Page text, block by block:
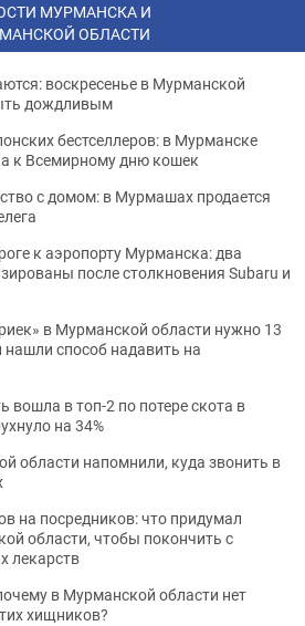
МУРМАНСКА И
ОБЛАСТИ
воскресенье в Мурманской
дождливым
бестселлеров: в Мурманске
к Всемирному дню кошек
с домом: в Мурмашах продается
к аэропорту Мурманска: два
после столкновения Subaru и
в Мурманской области нужно 13
способ надавить на
вошла в топ-2 по потере скота в
на 34%
области напомнили, куда звонить в
на посредников: что придумал
области, чтобы покончить с
лекарств
в Мурманской области нет
хищников?